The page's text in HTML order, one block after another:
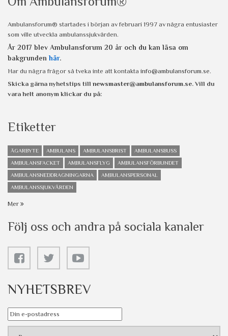
Ambulansforum® startades i början av februari 1997 av några entusiaster
som ville utveckla ambulanssjukvården.
År 2017 blev Ambulansforum 20 år och du kan läsa om
bakgrunden här.
Har du några frågor så tveka inte att kontakta info@ambulansforum.se.
Skicka gärna nyhetstips till newsmaster@ambulansforum.se. Vill du
vara helt anonym klickar du på:
Etiketter
ÄGARBYTE AMBULANS AMBULANSBRIST
AMBULANSBUSS
AMBULANSFACKET
AMBULANSFLYG
AMBULANSFÖRBUNDET
AMBULANSNEDDRAGNINGARNA
AMBULANSPERSONAL
AMBULANSSJUKVÅRDEN
Mer
Följ oss och andra på sociala kanaler
NYHETSBREV